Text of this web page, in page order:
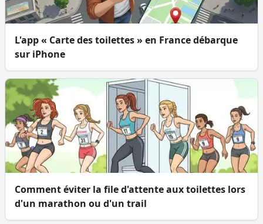
L'app « Carte des toilettes » en France débarque
sur iPhone
Comment éviter la file d'attente aux toilettes lors
d'un marathon ou d'un trail